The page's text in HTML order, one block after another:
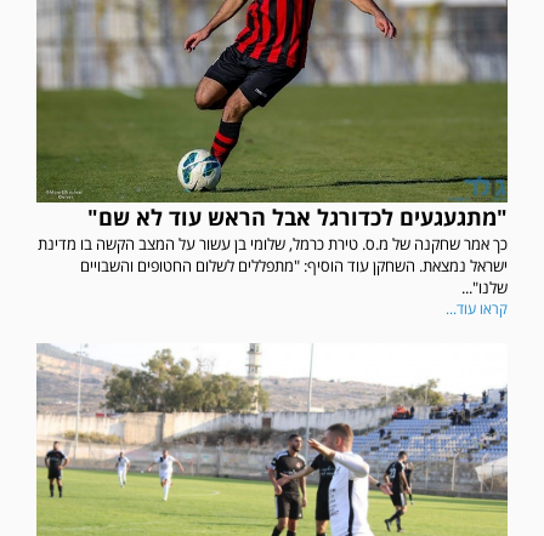
"מתגעגעים לכדורגל אבל הראש עוד לא שם"
כך אמר שחקנה של מ.ס. טירת כרמל, שלומי בן עשור על המצב הקשה בו מדינת
ישראל נמצאת. השחקן עוד הוסיף: "מתפללים לשלום החטופים והשבויים
שלנו"...
קראו עוד...